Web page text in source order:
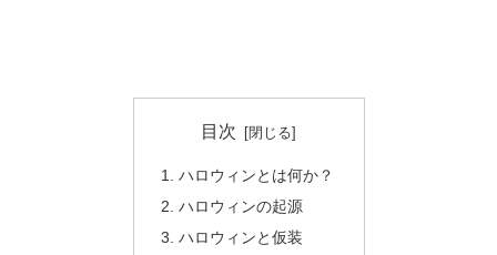
目次
ハロウィンとは何か？
ハロウィンの起源
ハロウィンと仮装